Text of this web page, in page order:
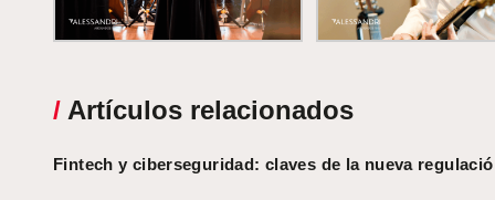
/ Artículos relacionados
Fintech y ciberseguridad: claves de la nueva